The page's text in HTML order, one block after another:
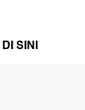
DI SINI